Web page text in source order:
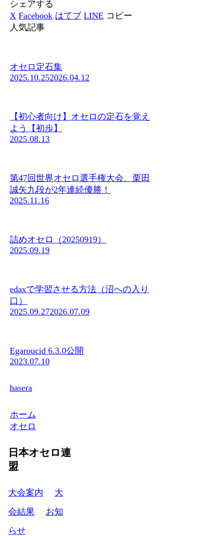
シェアする
X Facebook はてブ LINE コピー
人気記事
オセロ定石集
2025.10.252026.04.12
【初心者向け】オセロの定石を覚え
よう【初歩】
2025.08.13
第47回世界オセロ選手権大会、栗田
誠矢九段が2年連続優勝！
2025.11.16
詰めオセロ（20250919）
2025.09.19
edaxで学習させる方法（沼への入り
口）
2025.09.272026.07.09
Egaroucid 6.3.0公開
2023.07.10
hasera
ホーム
オセロ
日本オセロ連
盟
大会案内
大
会結果
お知
らせ